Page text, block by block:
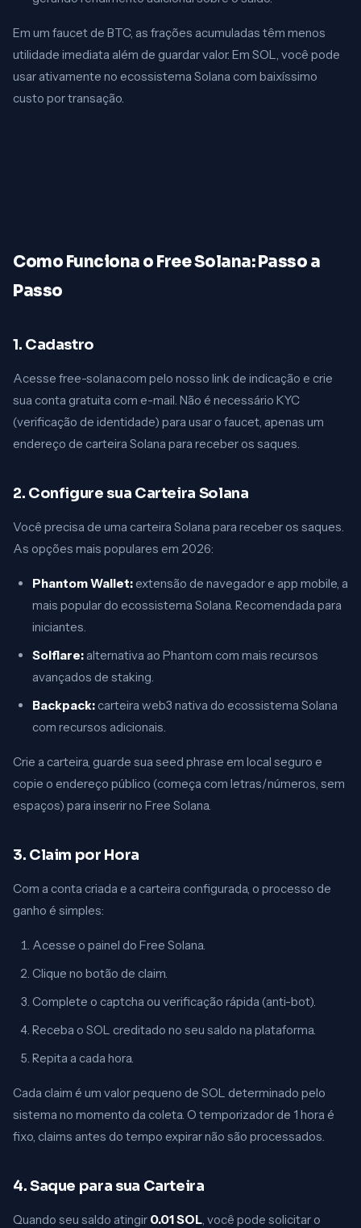
Em um faucet de BTC, as frações acumuladas têm menos
utilidade imediata além de guardar valor. Em SOL, você pode
usar ativamente no ecossistema Solana com baixíssimo
custo por transação.
Como Funciona o Free Solana: Passo a
Passo
1. Cadastro
Acesse free-solana.com pelo nosso link de indicação e crie
sua conta gratuita com e-mail. Não é necessário KYC
(verificação de identidade) para usar o faucet, apenas um
endereço de carteira Solana para receber os saques.
2. Configure sua Carteira Solana
Você precisa de uma carteira Solana para receber os saques.
As opções mais populares em 2026:
Phantom Wallet: extensão de navegador e app mobile, a
mais popular do ecossistema Solana. Recomendada para
iniciantes.
Solflare: alternativa ao Phantom com mais recursos
avançados de staking.
Backpack: carteira web3 nativa do ecossistema Solana
com recursos adicionais.
Crie a carteira, guarde sua seed phrase em local seguro e
copie o endereço público (começa com letras/números, sem
espaços) para inserir no Free Solana.
3. Claim por Hora
Com a conta criada e a carteira configurada, o processo de
ganho é simples:
Acesse o painel do Free Solana.
Clique no botão de claim.
Complete o captcha ou verificação rápida (anti-bot).
Receba o SOL creditado no seu saldo na plataforma.
Repita a cada hora.
Cada claim é um valor pequeno de SOL determinado pelo
sistema no momento da coleta. O temporizador de 1 hora é
fixo, claims antes do tempo expirar não são processados.
4. Saque para sua Carteira
Quando seu saldo atingir 0.01 SOL, você pode solicitar o